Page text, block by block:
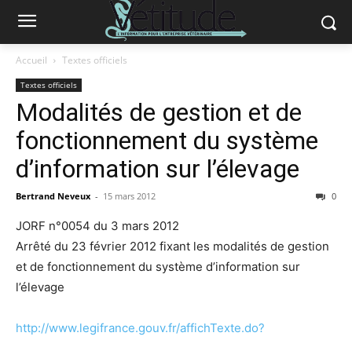
Accueil Textes officiels
Textes officiels
Modalités de gestion et de
fonctionnement du système
d’information sur l’élevage
Bertrand Neveux - 15 mars 2012 0
JORF n°0054 du 3 mars 2012
Arrêté du 23 février 2012 fixant les modalités de gestion
et de fonctionnement du système d’information sur
l’élevage
http://www.legifrance.gouv.fr/affichTexte.do?